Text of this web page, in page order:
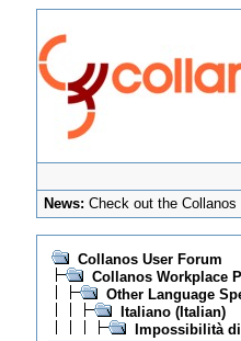
News: Check out the Collanos
Collanos User Forum
Collanos Workplace
Other Language
Italiano (Italian)
Impossibilità